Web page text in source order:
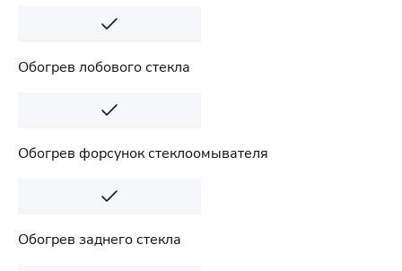
Обогрев лобового стекла
Обогрев форсунок стеклоомывателя
Обогрев заднего стекла